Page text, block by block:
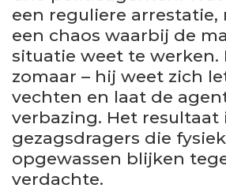
een reguliere
een chaos waarbij de
situatie weet te werken.
zomaar – hij weet zich
vechten en laat de
verbazing. Het resultaat
gezagsdragers die
opgewassen blijken
verdachte.